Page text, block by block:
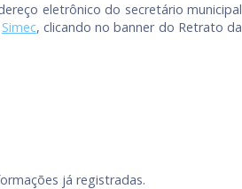
eletrônico do secretário municipal
Simec, clicando no banner do Retrato da
já registradas.